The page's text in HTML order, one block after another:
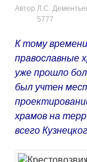
Автор Л.С.
5777
К тому
православные
уже прошло
был учтен
храмов на
всего